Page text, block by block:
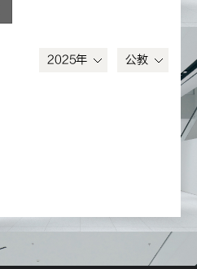
2025年 公教